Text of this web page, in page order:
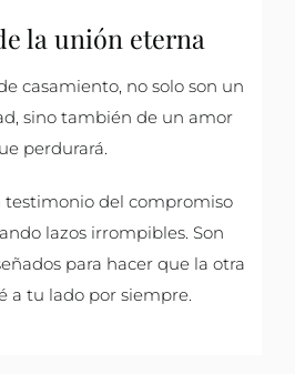
la unión eterna
casamiento, no solo son un
sino también de un amor
perdurará.
testimonio del compromiso
lazos irrompibles. Son
para hacer que la otra
a tu lado por siempre.